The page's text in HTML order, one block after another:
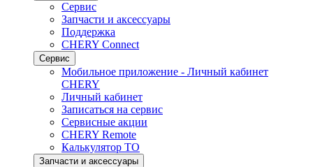
Сервис
Запчасти и аксессуары
Поддержка
CHERY Connect
Сервис
Мобильное приложение - Личный кабинет
CHERY
Личный кабинет
Записаться на сервис
Сервисные акции
CHERY Remote
Калькулятор ТО
Запчасти и аксессуары